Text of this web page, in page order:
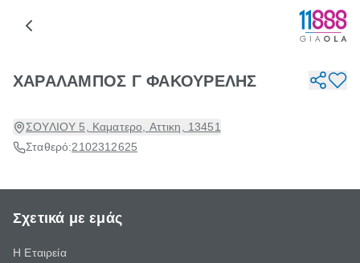
ΧΑΡΑΛΑΜΠΟΣ Γ ΦΑΚΟΥΡΕΛΗΣ
ΣΟΥΛΙΟΥ 5, Καματερο, Αττικη, 13451
Σταθερό:2102312625
Σχετικά με εμάς
Η Εταιρεία